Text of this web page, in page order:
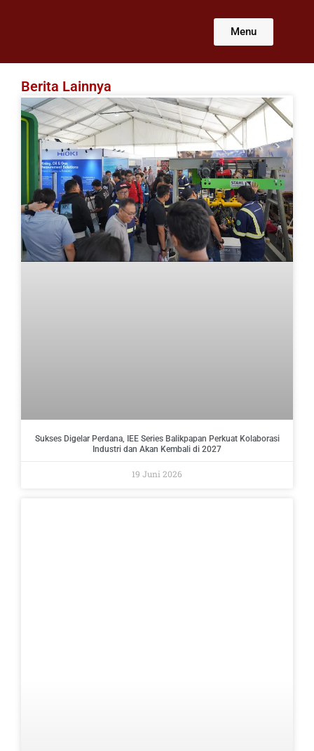
Menu
Berita Lainnya
Sukses Digelar Perdana, IEE Series Balikpapan Perkuat Kolaborasi
Industri dan Akan Kembali di 2027
19 Juni 2026